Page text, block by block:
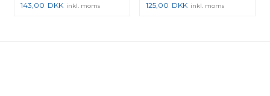
143,00 DKK inkl. moms 125,00 DKK inkl. moms